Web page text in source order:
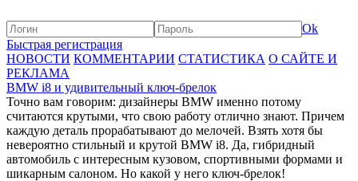
Ok
Быстрая регистрация
НОВОСТИ КОММЕНТАРИИ СТАТИСТИКА О САЙТЕ И
РЕКЛАМА
BMW i8 и удивительный ключ-брелок
Точно вам говорим: дизайнеры BMW именно потому
считаются крутыми, что свою работу отлично знают. Причем
каждую деталь прорабатывают до мелочей. Взять хотя бы
невероятно стильный и крутой BMW i8. Да, гибридный
автомобиль с интересным кузовом, спортивными формами и
шикарным салоном. Но какой у него ключ-брелок!